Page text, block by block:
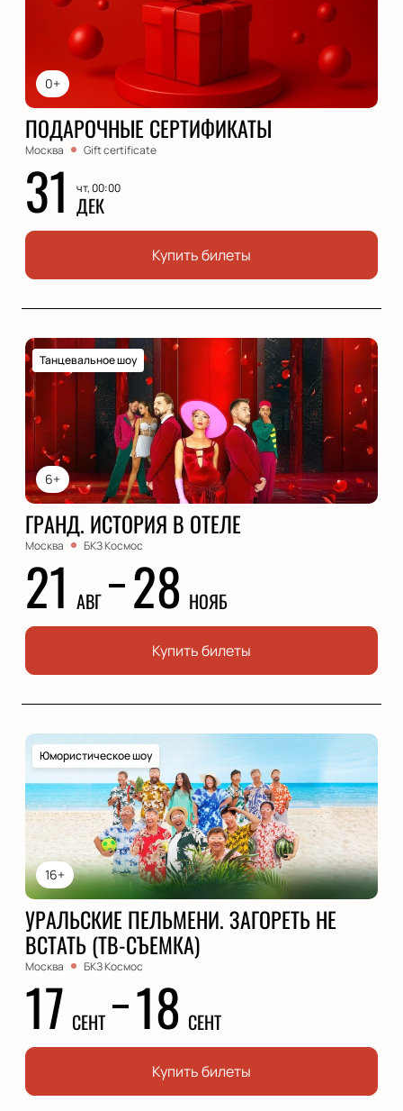
0+
ПОДАРОЧНЫЕ СЕРТИФИКАТЫ
Москва Gift certificate
31 чт, 00:00
ДЕК
Купить билеты
6+
Танцевальное шоу
ГРАНД. ИСТОРИЯ В ОТЕЛЕ
Москва БКЗ Космос
21 АВГ 28 НОЯБ
Купить билеты
16+
Юмористическое шоу
УРАЛЬСКИЕ ПЕЛЬМЕНИ. ЗАГОРЕТЬ НЕ
ВСТАТЬ (ТВ-СЪЕМКА)
Москва БКЗ Космос
17 СЕНТ 18 СЕНТ
Купить билеты